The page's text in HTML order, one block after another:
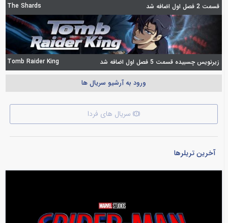
قسمت 2 فصل اول اضافه شد The Shards
زیرنویس چسبیده قسمت 5 فصل اول اضافه شد Tomb Raider King
ورود به آرشیو سریال ها
سریال های فردا
آخرین تریلرها